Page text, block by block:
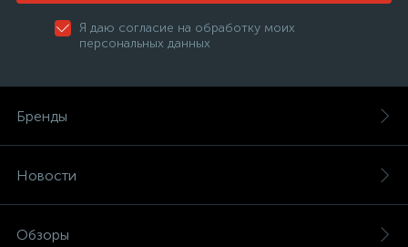
Я даю согласие на обработку моих
персональных данных
Бренды
Новости
Обзоры